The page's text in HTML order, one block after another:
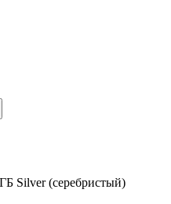
Silver (серебристый)